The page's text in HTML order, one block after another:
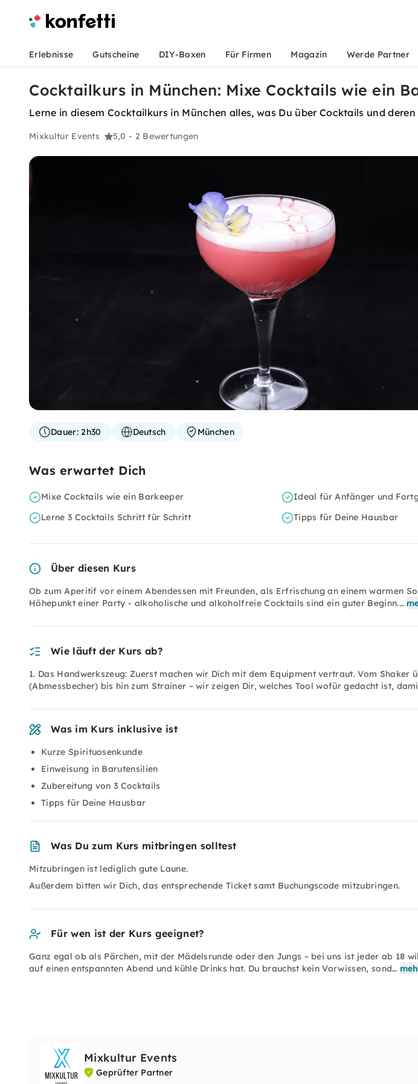
Erlebnisse Gutscheine DIY-Boxen Für Firmen Magazin Werde Partner
Cocktailkurs in München: Mixe Cocktails wie ein
Lerne in diesem Cocktailkurs in München alles, was Du über Cocktails und
Mixkultur Events 5,0 - 2 Bewertungen
Dauer:2h30 Deutsch München
Was erwartet Dich
Mixe Cocktails wie ein Barkeeper
Ideal für Anfänger und
Lerne 3 Cocktails Schritt für Schritt
Tipps für Deine Hausbar
Über diesen Kurs
Ob zum Aperitif vor einem Abendessen mit Freunden, als Erfrischung an einem warmen
Höhepunkt einer Party - alkoholische und alkoholfreie Cocktails sind ein guter Beginn.…
Wie läuft der Kurs ab?
1. Das Handwerkszeug: Zuerst machen wir Dich mit dem Equipment vertraut. Vom Shaker
(Abmessbecher) bis hin zum Strainer – wir zeigen Dir, welches Tool wofür gedacht ist,
Was im Kurs inklusive ist
Kurze Spirituosenkunde
Einweisung in Barutensilien
Zubereitung von 3 Cocktails
Tipps für Deine Hausbar
Was Du zum Kurs mitbringen solltest
Mitzubringen ist lediglich gute Laune.
Außerdem bitten wir Dich, das entsprechende Ticket samt Buchungscode mitzubringen.
Für wen ist der Kurs geeignet?
Ganz egal ob als Pärchen, mit der Mädelsrunde oder den Jungs – bei uns ist jeder ab 18
auf einen entspannten Abend und kühle Drinks hat. Du brauchst kein Vorwissen, sond…
Mixkultur Events
Geprüfter Partner